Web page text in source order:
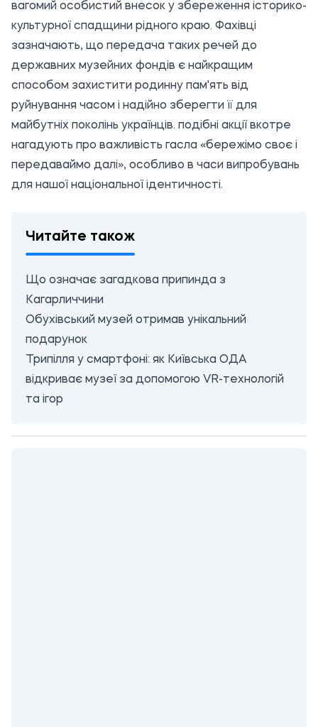
вагомий особистий внесок у збереження історико-
культурної спадщини рідного краю. Фахівці
зазначають, що передача таких речей до
державних музейних фондів є найкращим
способом захистити родинну пам'ять від
руйнування часом і надійно зберегти її для
майбутніх поколінь українців. подібні акції вкотре
нагадують про важливість гасла «бережімо своє і
передаваймо далі», особливо в часи випробувань
для нашої національної ідентичності.
Читайте також
Що означає загадкова припинда з
Кагарличчини
Обухівський музей отримав унікальний
подарунок
Трипілля у смартфоні: як Київська ОДА
відкриває музеї за допомогою VR-технологій
та ігор